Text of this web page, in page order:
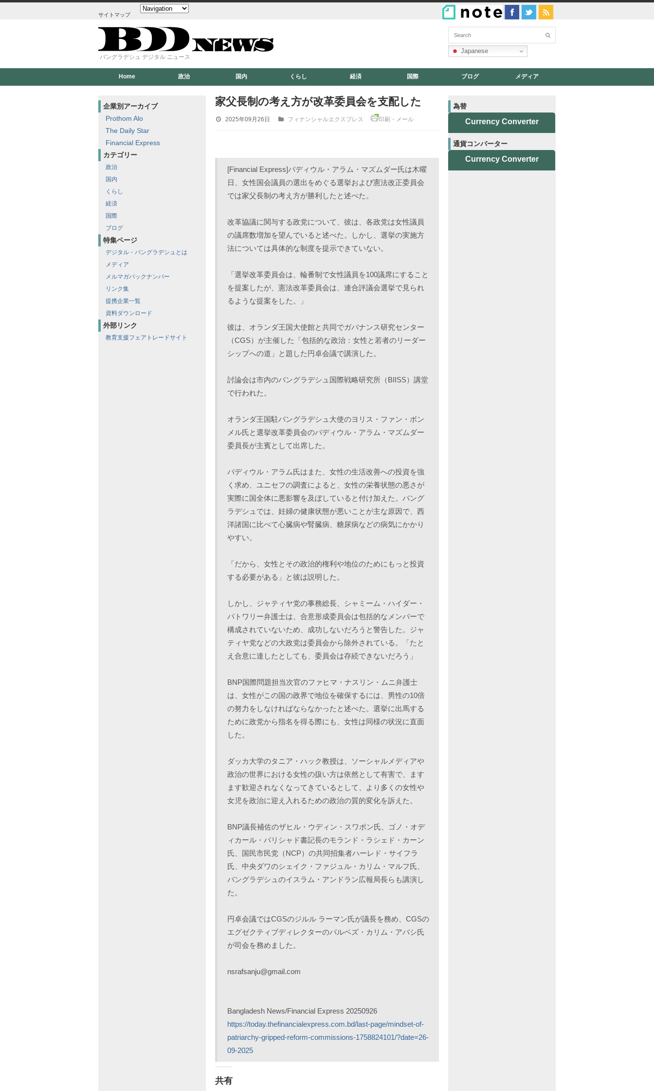
サイトマップ
バングラデシュ デジタル ニュース
Japanese
Home 政治 国内 くらし 経済 国際 ブログ メディア
企業別アーカイブ
Prothom Alo
The Daily Star
Financial Express
カテゴリー
政治
国内
くらし
経済
国際
ブログ
特集ページ
デジタル・バングラデシュとは
メディア
メルマガバックナンバー
リンク集
提携企業一覧
資料ダウンロード
外部リンク
教育支援フェアトレードサイト
家父長制の考え方が改革委員会を支配した
2025年09月26日 フィナンシャルエクスプレス 印刷・メール
[Financial Express]バディウル・アラム・マズムダー氏は木曜
日、女性国会議員の選出をめぐる選挙および憲法改正委員会
では家父長制の考え方が勝利したと述べた。
改革協議に関与する政党について、彼は、各政党は女性議員
の議席数増加を望んでいると述べた。しかし、選挙の実施方
法については具体的な制度を提示できていない。
「選挙改革委員会は、輪番制で女性議員を100議席にすること
を提案したが、憲法改革委員会は、連合評議会選挙で見られ
るような提案をした。」
彼は、オランダ王国大使館と共同でガバナンス研究センター
（CGS）が主催した「包括的な政治：女性と若者のリーダー
シップへの道」と題した円卓会議で講演した。
討論会は市内のバングラデシュ国際戦略研究所（BIISS）講堂
で行われた。
オランダ王国駐バングラデシュ大使のヨリス・ファン・ボン
メル氏と選挙改革委員会のバディウル・アラム・マズムダー
委員長が主賓として出席した。
バディウル・アラム氏はまた、女性の生活改善への投資を強
く求め、ユニセフの調査によると、女性の栄養状態の悪さが
実際に国全体に悪影響を及ぼしていると付け加えた。バング
ラデシュでは、妊婦の健康状態が悪いことが主な原因で、西
洋諸国に比べて心臓病や腎臓病、糖尿病などの病気にかかり
やすい。
「だから、女性とその政治的権利や地位のためにもっと投資
する必要がある」と彼は説明した。
しかし、ジャティヤ党の事務総長、シャミーム・ハイダー・
パトワリー弁護士は、合意形成委員会は包括的なメンバーで
構成されていないため、成功しないだろうと警告した。ジャ
ティヤ党などの大政党は委員会から除外されている。「たと
え合意に達したとしても、委員会は存続できないだろう」
BNP国際問題担当次官のファヒマ・ナスリン・ムニ弁護士
は、女性がこの国の政界で地位を確保するには、男性の10倍
の努力をしなければならなかったと述べた。選挙に出馬する
ために政党から指名を得る際にも、女性は同様の状況に直面
した。
ダッカ大学のタニア・ハック教授は、ソーシャルメディアや
政治の世界における女性の扱い方は依然として有害で、ます
ます歓迎されなくなってきているとして、より多くの女性や
女児を政治に迎え入れるための政治の質的変化を訴えた。
BNP議長補佐のザヒル・ウディン・スワポン氏、ゴノ・オデ
ィカール・パリシャド書記長のモランド・ラシェド・カーン
氏、国民市民党（NCP）の共同招集者ハーレド・サイフラ
氏、中央ダワのシェイク・ファジュル・カリム・マルフ氏、
バングラデシュのイスラム・アンドラン広報局長らも講演し
た。
円卓会議ではCGSのジルル ラーマン氏が議長を務め、CGSの
エグゼクティブディレクターのパルベズ・カリム・アバシ氏
が司会を務めました。
nsrafsanju@gmail.com
Bangladesh News/Financial Express 20250926
https://today.thefinancialexpress.com.bd/last-page/mindset-of-
patriarchy-gripped-reform-commissions-1758824101/?date=26-
09-2025
共有
為替
Currency Converter
通貨コンバーター
Currency Converter